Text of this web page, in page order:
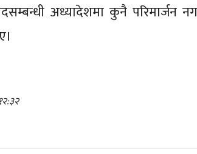
अध्यादेशमा कुनै परिमार्जन